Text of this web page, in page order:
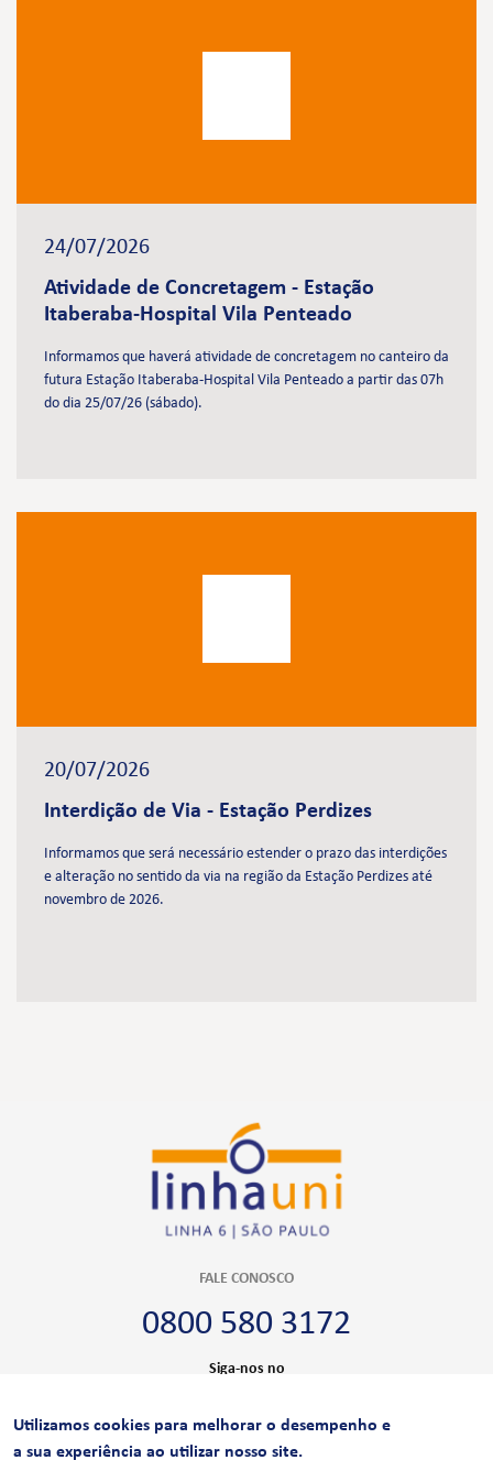
24/07/2026
Atividade de Concretagem - Estação
Itaberaba-Hospital Vila Penteado
Informamos que haverá atividade de concretagem no canteiro da
futura Estação Itaberaba-Hospital Vila Penteado a partir das 07h
do dia 25/07/26 (sábado).
20/07/2026
Interdição de Via - Estação Perdizes
Informamos que será necessário estender o prazo das interdições
e alteração no sentido da via na região da Estação Perdizes até
novembro de 2026.
FALE CONOSCO
0800 580 3172
Siga-nos no
CERTIFICAÇÕES
Utilizamos cookies para melhorar o desempenho e
a sua experiência ao utilizar nosso site.